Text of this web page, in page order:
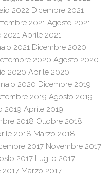
2022 Dicembre 2021
2021 Agosto 2021
2021 Aprile 2021
2021 Dicembre 2020
2020 Agosto 2020
2020 Aprile 2020
2020 Dicembre 2019
2019 Agosto 2019
2019 Aprile 2019
2018 Ottobre 2018
2018 Marzo 2018
2017 Novembre 2017
2017 Luglio 2017
2017 Marzo 2017